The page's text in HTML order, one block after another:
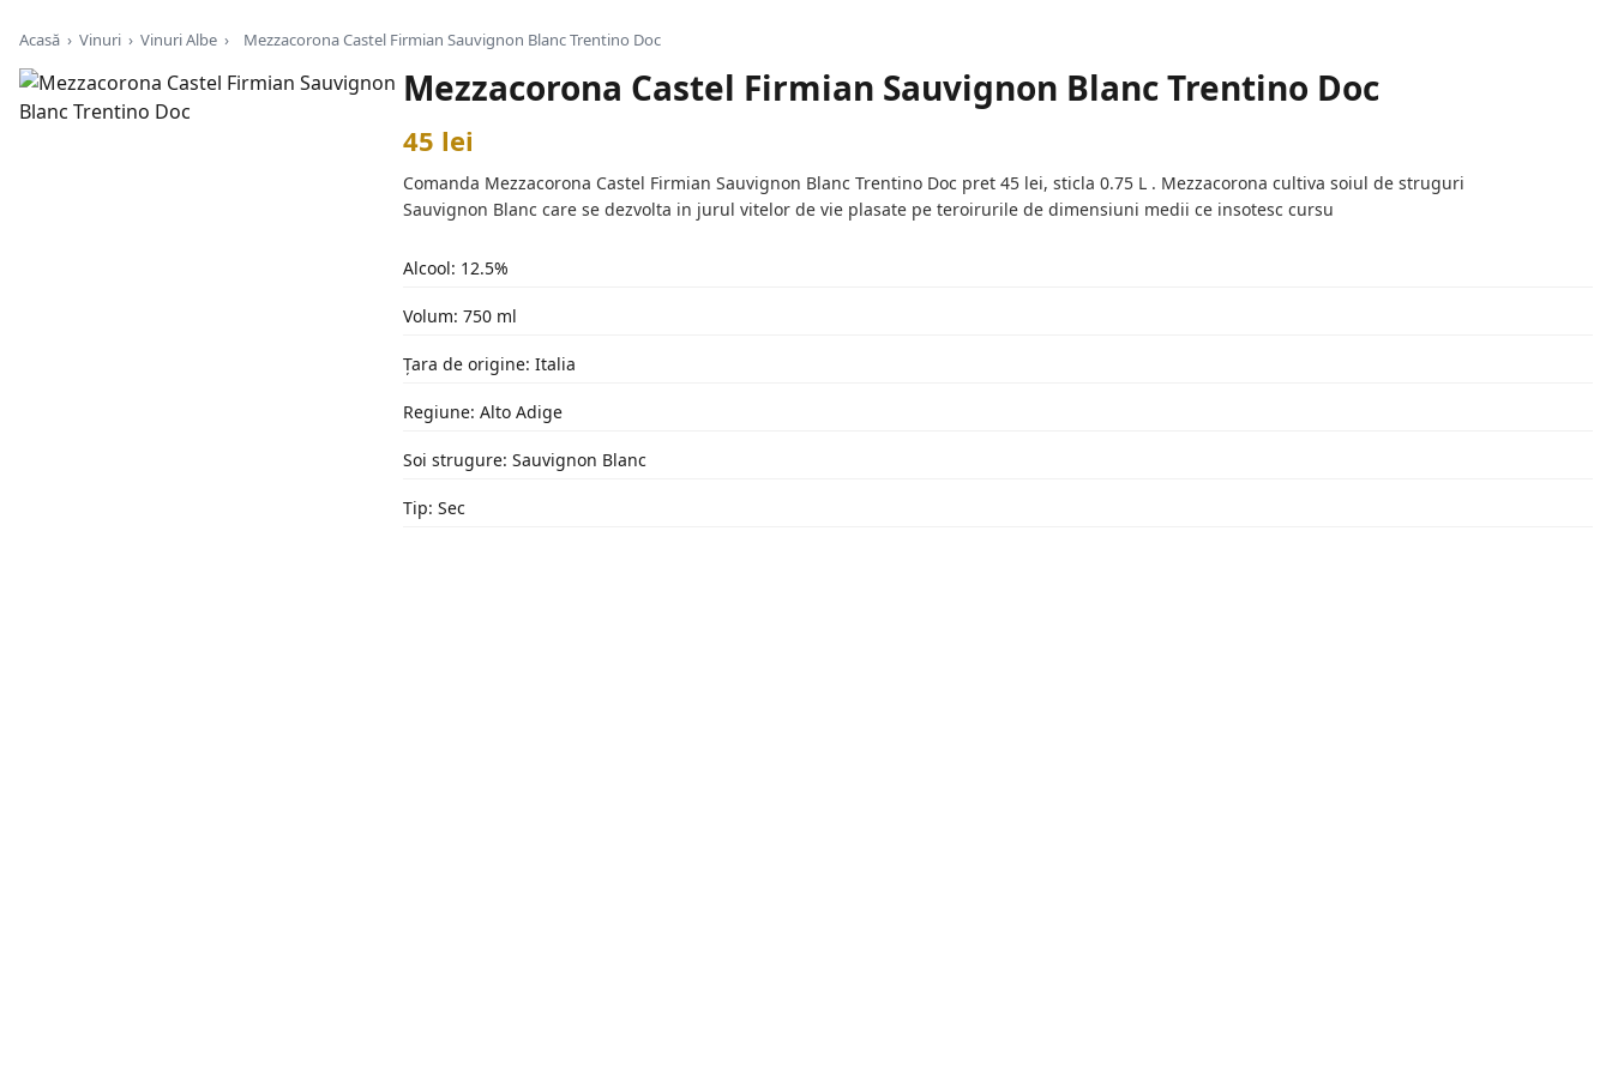
Acasă › Vinuri › Vinuri Albe › Mezzacorona Castel Firmian Sauvignon Blanc Trentino Doc
Mezzacorona Castel Firmian Sauvignon Blanc Trentino Doc
45 lei
Comanda Mezzacorona Castel Firmian Sauvignon Blanc Trentino Doc pret 45 lei, sticla 0.75 L . Mezzacorona cultiva soiul de struguri
Sauvignon Blanc care se dezvolta in jurul vitelor de vie plasate pe teroirurile de dimensiuni medii ce insotesc cursu
Alcool: 12.5%
Volum: 750 ml
Țara de origine: Italia
Regiune: Alto Adige
Soi strugure: Sauvignon Blanc
Tip: Sec